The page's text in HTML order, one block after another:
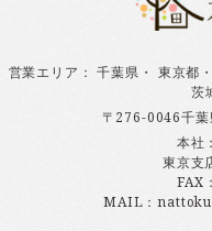
営業エリア ：千葉県 ・ 東京都 ・
茨
〒276-0046千
本社
東京支
FAX
MAIL：